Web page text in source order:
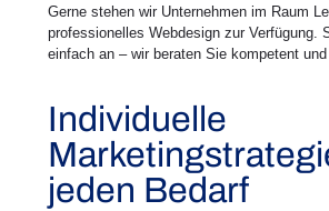
Gerne stehen wir Unternehmen im Raum
professionelles Webdesign zur Verfügung.
einfach an – wir beraten Sie kompetent
Individuelle
jeden Bedarf